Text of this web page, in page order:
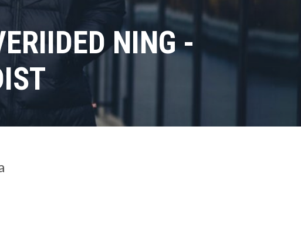
NING -